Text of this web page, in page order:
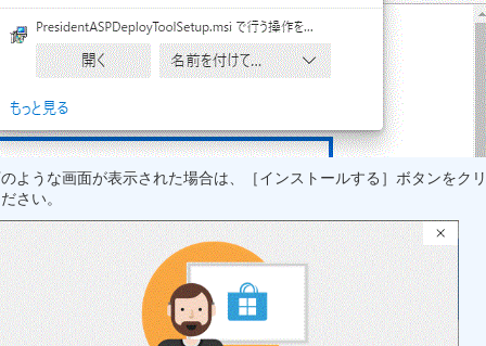
ような画面が表示された場合は、［インストールする］ボタンをク
さい。